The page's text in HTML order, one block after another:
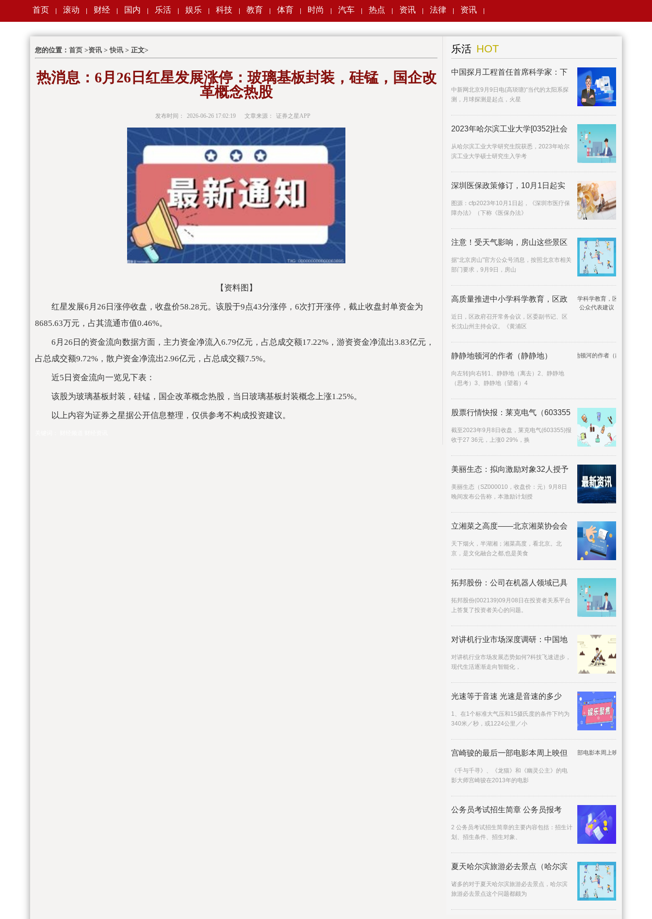
首页 滚动 财经 国内 乐活 娱乐 科技 教育 体育 时尚 汽车 热点 资讯 法律 资讯
您的位置： 首页 >资讯 >快讯 > 正文>
热消息：6月26日红星发展涨停：玻璃基板封装，硅锰，国企改
革概念热股
发布时间： 2026-06-26 17:02:19 文章来源： 证券之星APP
【资料图】
红星发展6月26日涨停收盘，收盘价58.28元。该股于9点43分涨停，6次打开涨停，截止收盘封单资金为
8685.63万元，占其流通市值0.46%。
6月26日的资金流向数据方面，主力资金净流入6.79亿元，占总成交额17.22%，游资资金净流出3.83亿元，
占总成交额9.72%，散户资金净流出2.96亿元，占总成交额7.5%。
近5日资金流向一览见下表：
该股为玻璃基板封装，硅锰，国企改革概念热股，当日玻璃基板封装概念上涨1.25%。
以上内容为证券之星据公开信息整理，仅供参考不构成投资建议。
乐活 HOT
中国探月工程首任首席科学家：下
中新网北京9月9日电(高琰瑭)“当代的太阳系探
测，月球探测是起点，火星
2023年哈尔滨工业大学[0352]社会
从哈尔滨工业大学研究生院获悉，2023年哈尔
滨工业大学硕士研究生入学考
深圳医保政策修订，10月1日起实
图源：cfp2023年10月1日起，《深圳市医疗保
障办法》（下称《医保办法》
注意！受天气影响，房山这些景区
据“北京房山”官方公众号消息，按照北京市相关
部门要求，9月9日，房山
高质量推进中小学科学教育，区政
近日，区政府召开常务会议，区委副书记、区
长沈山州主持会议。《黄浦区
静静地顿河的作者（静静地）
向左转|向右转1、静静地（离去）2、静静地
（思考）3、静静地（望着）4
股票行情快报：莱克电气（603355
截至2023年9月8日收盘，莱克电气(603355)报
收于27 36元，上涨0 29%，换
美丽生态：拟向激励对象32人授予
美丽生态（SZ000010，收盘价：元）9月8日
晚间发布公告称，本激励计划授
立湘菜之高度——北京湘菜协会会
天下烟火，半湖湘；湘菜高度，看北京。北
京，是文化融合之都,也是美食
拓邦股份：公司在机器人领域已具
拓邦股份(002139)09月08日在投资者关系平台
上答复了投资者关心的问题。
对讲机行业市场深度调研：中国地
对讲机行业市场发展态势如何?科技飞速进步，
现代生活逐渐走向智能化，
光速等于音速 光速是音速的多少
1、在1个标准大气压和15摄氏度的条件下约为
340米／秒，或1224公里／小
宫崎骏的最后一部电影本周上映但
《千与千寻》、《龙猫》和《幽灵公主》的电
影大师宫崎骏在2013年的电影
公务员考试招生简章 公务员报考
2 公务员考试招生简章的主要内容包括：招生计
划、招生条件、招生对象、
夏天哈尔滨旅游必去景点（哈尔滨
诸多的对于夏天哈尔滨旅游必去景点，哈尔滨
旅游必去景点这个问题都颇为